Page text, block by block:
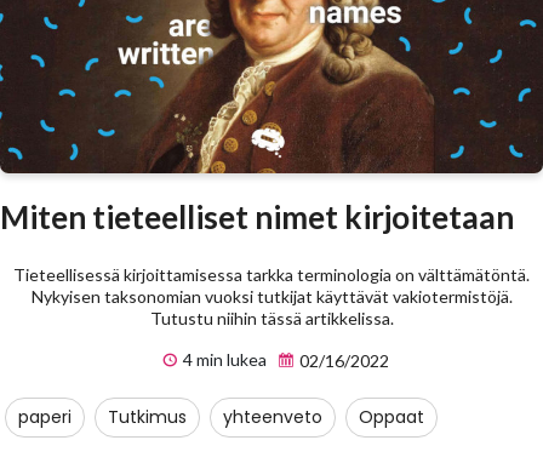
Miten tieteelliset nimet kirjoitetaan
Tieteellisessä kirjoittamisessa tarkka terminologia on välttämätöntä.
Nykyisen taksonomian vuoksi tutkijat käyttävät vakiotermistöjä.
Tutustu niihin tässä artikkelissa.
4 min lukea
02/16/2022
paperi Tutkimus yhteenveto Oppaat